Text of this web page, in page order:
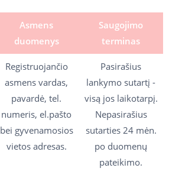
Asmens
duomenys
Saugojimo
terminas
Registruojančio
asmens vardas,
pavardė, tel.
numeris, el.pašto
bei gyvenamosios
vietos adresas.
Pasirašius
lankymo sutartį -
visą jos laikotarpį.
Nepasirašius
sutarties 24 mėn.
po duomenų
pateikimo.